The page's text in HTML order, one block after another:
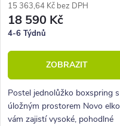
15 363,64 Kč bez DPH
18 590 Kč
4-6 Týdnů
ZOBRAZIT
Postel jednolůžko boxspring s
úložným prostorem Novo elko
vám zajistí vysoké, pohodlné